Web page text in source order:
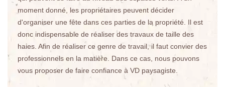
moment donné, les propriétaires peuvent décider
d'organiser une fête dans ces parties de la propriété. Il est
donc indispensable de réaliser des travaux de taille des
haies. Afin de réaliser ce genre de travail, il faut convier des
professionnels en la matière. Dans ce cas, nous pouvons
vous proposer de faire confiance à VD paysagiste.